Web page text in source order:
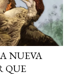
NUEVA
QUE